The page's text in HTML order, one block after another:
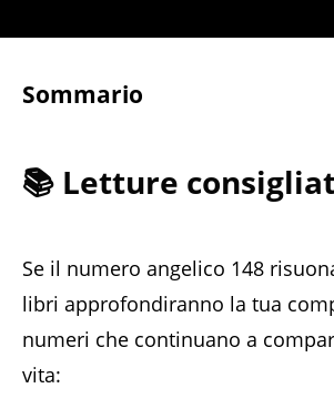
Sommario
📚 Letture
Se il numero angelico 148
libri approfondiranno la tua
numeri che continuano a
vita: